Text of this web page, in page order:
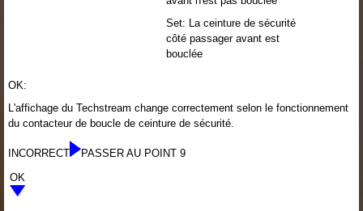
Set: La ceinture de sécurité
côté passager avant est
bouclée
OK:
L'affichage du Techstream change correctement selon le fonctionnement
du contacteur de boucle de ceinture de sécurité.
INCORRECT
PASSER AU POINT 9
OK